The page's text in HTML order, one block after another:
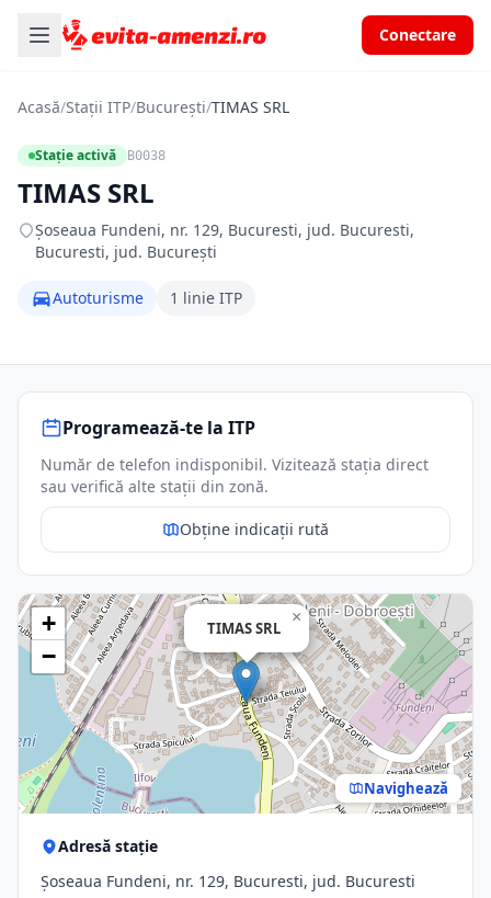
Conectare
Acasă/Stații ITP/București/TIMAS SRL
Stație activă B0038
TIMAS SRL
Șoseaua Fundeni, nr. 129, Bucuresti, jud. Bucuresti,
Bucuresti, jud. București
Autoturisme 1 linie ITP
Programează-te la ITP
Număr de telefon indisponibil. Vizitează stația direct
sau verifică alte stații din zonă.
Obține indicații rută
TIMAS SRL
×
+
−
Navighează
Adresă stație
Șoseaua Fundeni, nr. 129, Bucuresti, jud. Bucuresti